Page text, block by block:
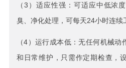
（3）适应性强：可适应中低浓
臭、净化处理，可每天24小时连续
（4）运行成本低：无任何机械
和日常维护，只需作定期检查，